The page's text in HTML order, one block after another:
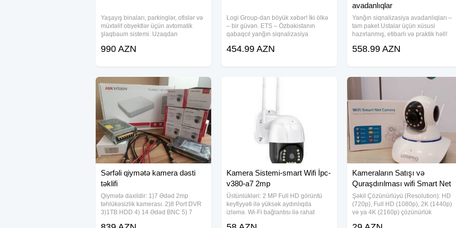
Yaşayış binaları, parkinglər, ofislər və
müxtəlif obyektlər üçün avtomatik
şlaqbaum sistemi. Uzaqdan
imkanı yaradır. Keyfiyyətli və dayanıqlı
990 AZN
Logi Group-dan böyük xəbər! İki ölkə
– bir güvən. ETS – Özbəkistanın
qabaqcıl yanğın siqnalizasiya
Artıq Logi Group MMC, ETS yanğın
Azərbaycandakı
454.99 AZN
avadanlıqlar
Yanğın siqnalizasiya avadanlıqları –
tam paket Ustalar üçün xüsusi
hazırlanmış, etibarlı və praktik həll!
paneli 14 ədəd tüstü detektoru 2 ədəd
558.99 AZN
Sərfəli qiymətə kamera dəsti
təklifi
Qiymətə daxildir: 1)7 Ədəd 2mp
təhlükəsizlik kamerası. 2)8 Port DVR
3)1TB HDD 4) 14 Ədəd BNC 5) 7
Kamera Sistemi-smart Wifi İpc-
v380-a7 2mp
Üstünlükləri: 2 MP Full HD görüntü
keyfiyyəti ilə yüksək aydınlıqda
izləmə. Wi-Fi bağlantısı ilə rahat
Kameraların Satışı və
Quraşdırılması wifi Smart Net
Camera
Şəkil Çözünürlüyü (Resolution): HD
(720p), Full HD (1080p), 2K (1440p)
və ya 4K (2160p) çözünürlük